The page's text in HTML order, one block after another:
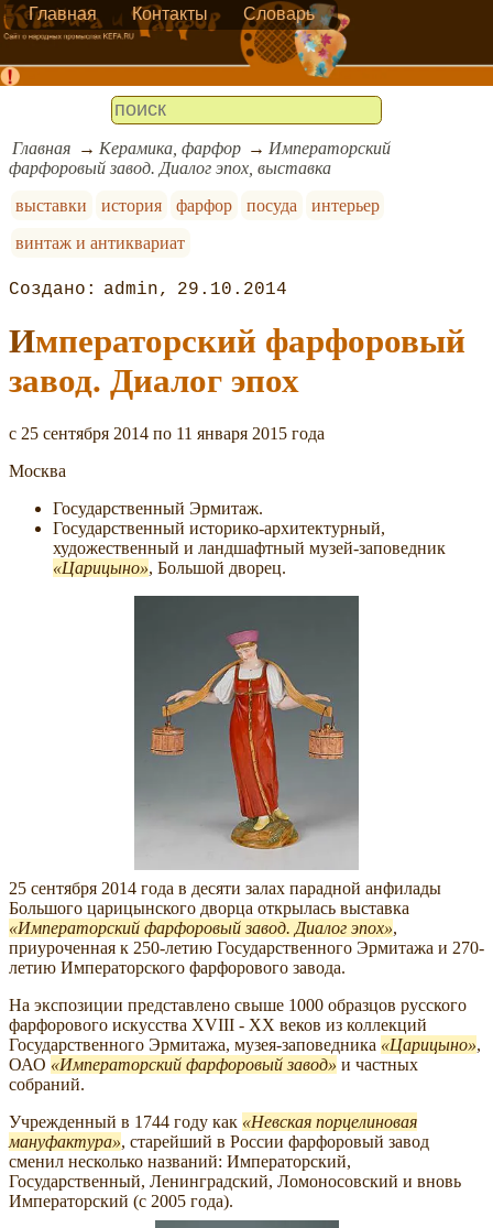
Главная Контакты Словарь
Главная Керамика, фарфор
Императорский
фарфоровый завод. Диалог эпох, выставка
выставки
история фарфор посуда
интерьер
винтаж и антиквариат
admin 29.10.2014
Императорский фарфоровый
завод. Диалог эпох
c 25 сентября 2014 по 11 января 2015 года
Москва
Государственный Эрмитаж.
Государственный историко-архитектурный,
художественный и ландшафтный музей-заповедник
Царицыно , Большой дворец.
25 сентября 2014 года в десяти залах парадной анфилады
Большого царицынского дворца открылась выставка
Императорский фарфоровый завод. Диалог эпох ,
приуроченная к 250-летию Государственного Эрмитажа и 270-
летию Императорского фарфорового завода.
На экспозиции представлено свыше 1000 образцов русского
фарфорового искусства XVIII - XX веков из коллекций
Государственного Эрмитажа, музея-заповедника
Царицыно ,
ОАО
Императорский фарфоровый завод
и частных
собраний.
Учрежденный в 1744 году как
Невская порцелиновая
мануфактура , старейший в России фарфоровый завод
сменил несколько названий: Императорский,
Государственный, Ленинградский, Ломоносовский и вновь
Императорский (с 2005 года).